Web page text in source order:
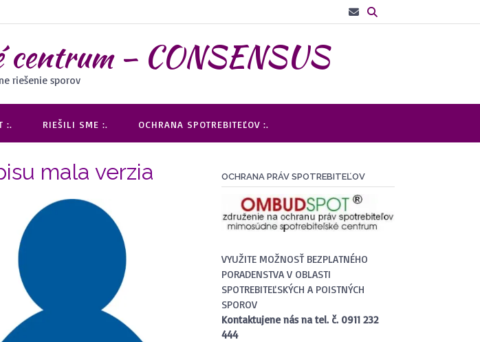
centrum – CONSENSUS
riešenie sporov
:. RIEŠILI SME :. OCHRANA SPOTREBITEĽOV :.
mala verzia OCHRANA PRÁV SPOTREBITEĽOV
VYUŽITE MOŽNOSŤ BEZPLATNÉHO
PORADENSTVA V OBLASTI
SPOTREBITEĽSKÝCH A POISTNÝCH
SPOROV
Kontaktujene nás na tel. č. 0911 232
444